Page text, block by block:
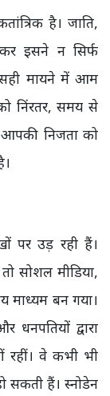
है। जाति,
इसने न सिर्फ
सही मायने में आम
निंरतर, समय से
आपकी निजता को
उड़ रही हैं।
सोशल मीडिया,
माध्यम बन गया।
द्वारा
रहीं। वे कभी भी
सकती हैं। स्नोडेन